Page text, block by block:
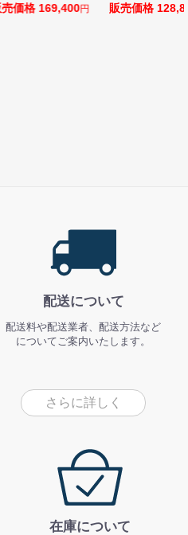
169,400円 販売価格 128,800円
配送について
配送料や配送業者、配送方法など
についてご案内いたします。
さらに詳しく
在庫について